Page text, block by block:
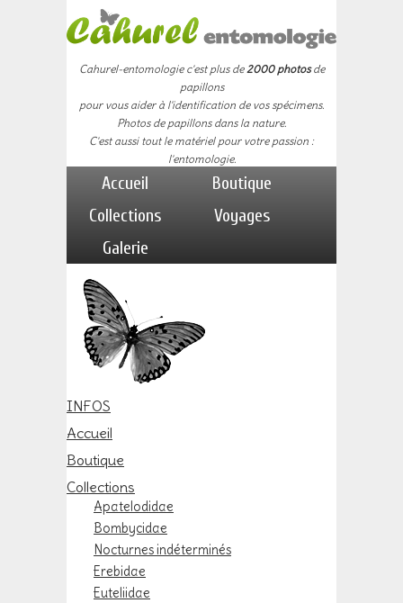
Cahurel-entomologie c'est plus de2000 photosde
papillons
pour vous aider à l'identification de vos spécimens.
Photos de papillons dans la nature.
C'est aussi tout le matériel pour votre passion :
l'entomologie.
Accueil
Boutique
Collections
Voyages
Galerie
INFOS
Accueil
Boutique
Collections
Apatelodidae
Bombycidae
Nocturnes indéterminés
Erebidae
Euteliidae